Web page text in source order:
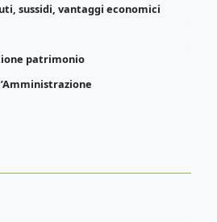
sussidi, vantaggi economici
patrimonio